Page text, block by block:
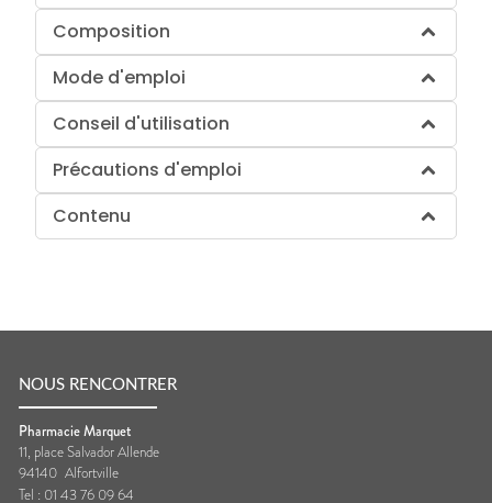
Composition
Mode d'emploi
Conseil d'utilisation
Précautions d'emploi
Contenu
NOUS RENCONTRER
Pharmacie Marquet
11, place Salvador Allende
94140 Alfortville
Tel : 01 43 76 09 64